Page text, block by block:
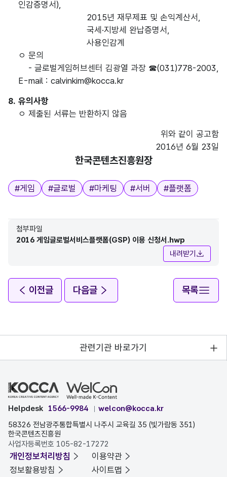
인감증명서),
2015년 재무제표 및 손익계산서,
국세·지방세 완납증명서,
사용인감계
ㅇ 문의
- 글로벌게임허브센터 김광열 과장 ☎(031)778-2003,
E-mail : calvinkim@kocca.kr
8. 유의사항
ㅇ 제출된 서류는 반환하지 않음
위와 같이 공고함
2016년 6월 23일
한국콘텐츠진흥원장
태그
#게임 #글로벌 #마케팅 #서버 #플랫폼
첨부파일
2016 게임글로벌서비스플랫폼(GSP) 이용 신청서.hwp
내려받기
이전글 다음글 목록
관련기관 바로가기
Helpdesk 1566-9984
welcon@kocca.kr
58326 전남광주통합특별시 나주시 교육길 35 (빛가람동 351)
한국콘텐츠진흥원
사업자등록번호 105-82-17272
개인정보처리방침
이용약관
정보활용방침
사이트맵